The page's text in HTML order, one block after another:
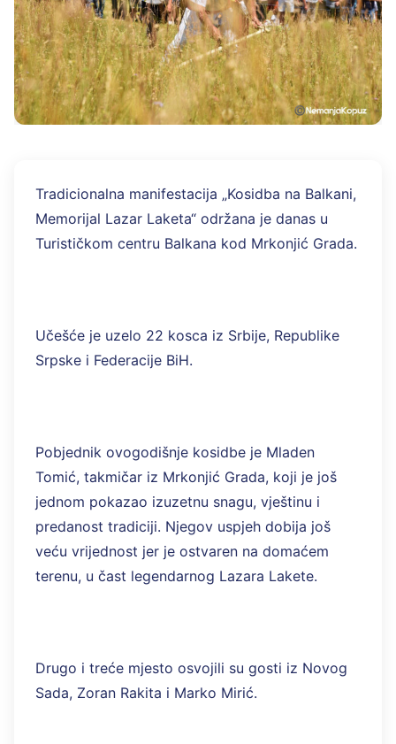
Tradicionalna manifestacija „Kosidba na Balkani,
Memorijal Lazar Laketa“ održana je danas u
Turističkom centru Balkana kod Mrkonjić Grada.
Učešće je uzelo 22 kosca iz Srbije, Republike
Srpske i Federacije BiH.
Pobjednik ovogodišnje kosidbe je Mladen
Tomić, takmičar iz Mrkonjić Grada, koji je još
jednom pokazao izuzetnu snagu, vještinu i
predanost tradiciji. Njegov uspjeh dobija još
veću vrijednost jer je ostvaren na domaćem
terenu, u čast legendarnog Lazara Lakete.
Drugo i treće mjesto osvojili su gosti iz Novog
Sada, Zoran Rakita i Marko Mirić.